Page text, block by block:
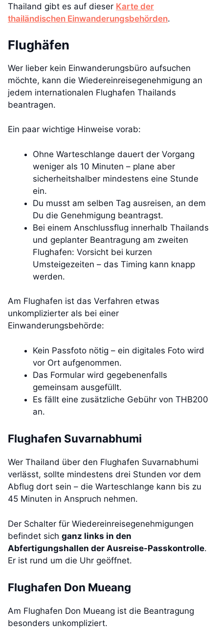
Thailand gibt es auf dieser Karte der
thailändischen Einwanderungsbehörden.
Flughäfen
Wer lieber kein Einwanderungsbüro aufsuchen
möchte, kann die Wiedereinreisegenehmigung an
jedem internationalen Flughafen Thailands
beantragen.
Ein paar wichtige Hinweise vorab:
Ohne Warteschlange dauert der Vorgang
weniger als 10 Minuten – plane aber
sicherheitshalber mindestens eine Stunde
ein.
Du musst am selben Tag ausreisen, an dem
Du die Genehmigung beantragst.
Bei einem Anschlussflug innerhalb Thailands
und geplanter Beantragung am zweiten
Flughafen: Vorsicht bei kurzen
Umsteigezeiten – das Timing kann knapp
werden.
Am Flughafen ist das Verfahren etwas
unkomplizierter als bei einer
Einwanderungsbehörde:
Kein Passfoto nötig – ein digitales Foto wird
vor Ort aufgenommen.
Das Formular wird gegebenenfalls
gemeinsam ausgefüllt.
Es fällt eine zusätzliche Gebühr von THB200
an.
Flughafen Suvarnabhumi
Wer Thailand über den Flughafen Suvarnabhumi
verlässt, sollte mindestens drei Stunden vor dem
Abflug dort sein – die Warteschlange kann bis zu
45 Minuten in Anspruch nehmen.
Der Schalter für Wiedereinreisegenehmigungen
befindet sich ganz links in den
Abfertigungshallen der Ausreise-Passkon­trolle.
Er ist rund um die Uhr geöffnet.
Flughafen Don Mueang
Am Flughafen Don Mueang ist die Beantragung
besonders unkompliziert.